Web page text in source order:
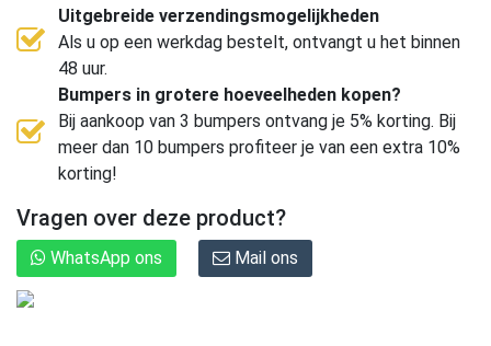
Uitgebreide verzendingsmogelijkheden
Als u op een werkdag bestelt, ontvangt u het binnen
48 uur.
Bumpers in grotere hoeveelheden kopen?
Bij aankoop van 3 bumpers ontvang je 5% korting. Bij
meer dan 10 bumpers profiteer je van een extra 10%
korting!
Vragen over deze product?
WhatsApp ons Mail ons